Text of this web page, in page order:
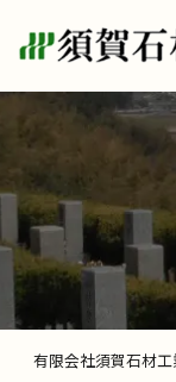
有限会社須賀石材工